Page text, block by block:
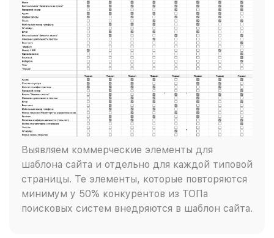
Выявляем коммерческие элементы для
шаблона сайта и отдельно для каждой типовой
страницы. Те элементы, которые повторяются
минимум у 50% конкурентов из ТОПа
поисковых систем внедряются в шаблон сайта.